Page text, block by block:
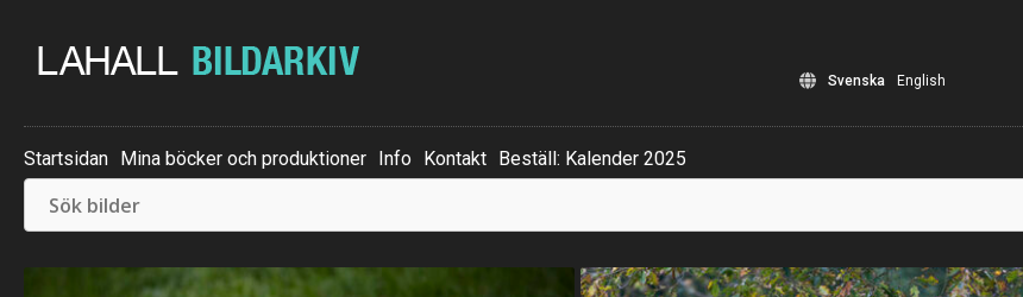
Svenska English
Startsidan Mina böcker och produktioner Info Kontakt Beställ: Kalender 2025